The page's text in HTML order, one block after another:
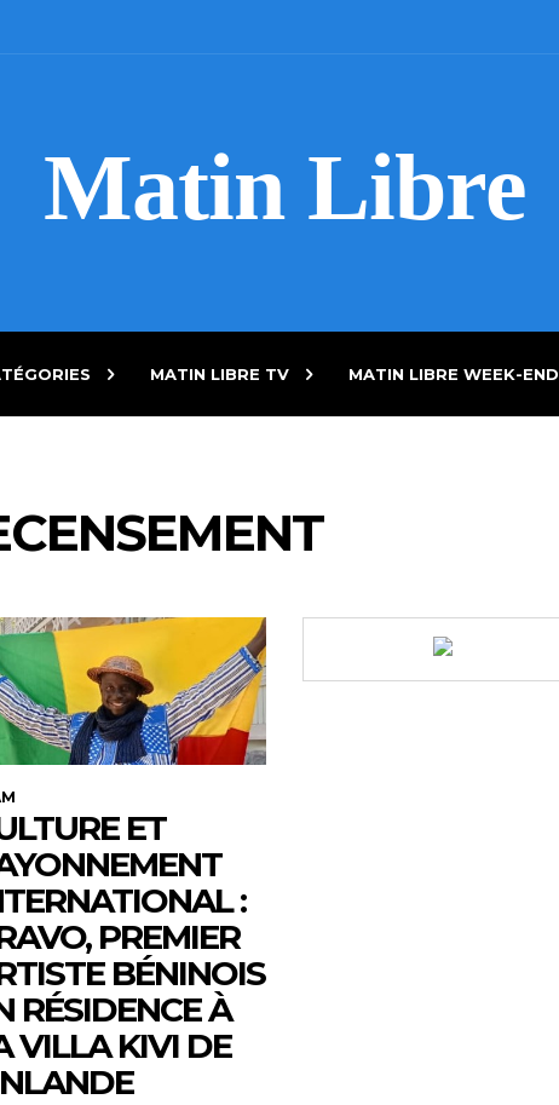
Matin Libre
MATIN LIBRE TV MATIN LIBRE WEEK-END
ET
:
PREMIER
BÉNINOIS
RÉSIDENCE À
VILLA KIVI DE